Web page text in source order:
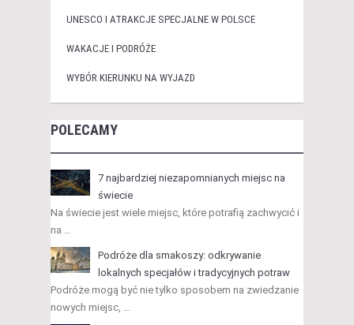
UNESCO I ATRAKCJE SPECJALNE W POLSCE
WAKACJE I PODRÓŻE
WYBÓR KIERUNKU NA WYJAZD
POLECAMY
7 najbardziej niezapomnianych miejsc na
świecie
Na świecie jest wiele miejsc, które potrafią zachwycić i
na …
Podróże dla smakoszy: odkrywanie
lokalnych specjałów i tradycyjnych potraw
Podróże mogą być nie tylko sposobem na zwiedzanie
nowych miejsc, …